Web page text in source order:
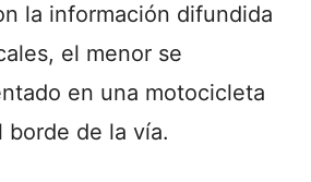
la información difundida
el menor se
en una motocicleta
borde de la vía.